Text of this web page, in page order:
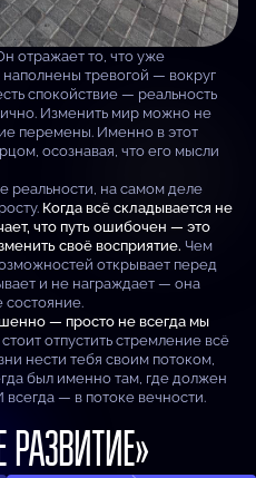
отражает то, что уже
тревогой — вокруг
спокойствие — реальность
Изменить мир можно не
перемены. Именно в этот
осознавая, что его мысли
реальности, на самом деле
Когда всё складывается не
что путь ошибочен — это
своё восприятие. Чем
открывает перед
и не награждает — она
состояние.
— просто не всегда мы
отпустить стремление всё
нести тебя своим потоком,
был именно там, где должен
— в потоке вечности.